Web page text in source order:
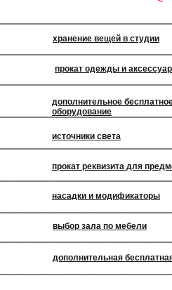
хранение вещей в студии
прокат одежды и
источники света
выбор зала по мебели
дополнительная
насадки и модификаторы
дополнительное
оборудование
прокат реквизита для